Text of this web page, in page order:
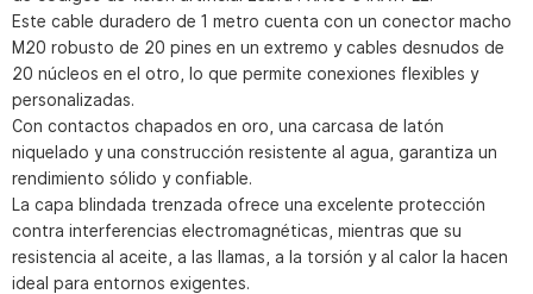
Este cable duradero de 1 metro cuenta con un conector macho
M20 robusto de 20 pines en un extremo y cables desnudos de
20 núcleos en el otro, lo que permite conexiones flexibles y
personalizadas.
Con contactos chapados en oro, una carcasa de latón
niquelado y una construcción resistente al agua, garantiza un
rendimiento sólido y confiable.
La capa blindada trenzada ofrece una excelente protección
contra interferencias electromagnéticas, mientras que su
resistencia al aceite, a las llamas, a la torsión y al calor la hacen
ideal para entornos exigentes.